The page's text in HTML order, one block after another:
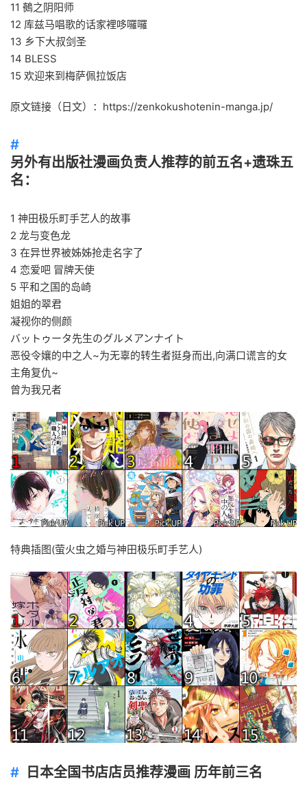
11 鵺之阴阳师
12 库兹马唱歌的话家裡哆囉囉
13 乡下大叔剑圣
14 BLESS
15 欢迎来到梅萨佩拉饭店
原文链接（日文）：https://zenkokushotenin-manga.jp/
另外有出版社漫画负责人推荐的前五名+遗珠五
名：
1 神田极乐町手艺人的故事
2 龙与变色龙
3 在异世界被姊姊抢走名字了
4 恋爱吧 冒牌天使
5 平和之国的岛崎
姐姐的翠君
凝视你的侧颜
バットゥータ先生のグルメアンナイト
恶役令孃的中之人~为无辜的转生者挺身而出,向满口谎言的女
主角复仇~
曾为我兄者
特典插图(萤火虫之婚与神田极乐町手艺人)
日本全国书店店员推荐漫画 历年前三名